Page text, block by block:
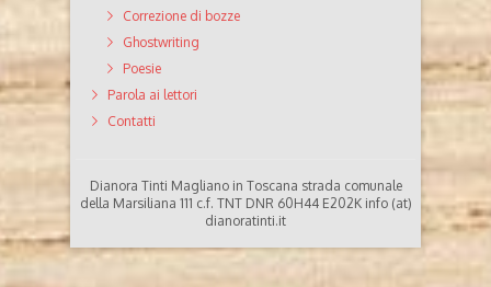
Correzione di bozze
Ghostwriting
Poesie
Parola ai lettori
Contatti
Dianora Tinti Magliano in Toscana strada comunale
della Marsiliana 111 c.f. TNT DNR 60H44 E202K info (at)
dianoratinti.it